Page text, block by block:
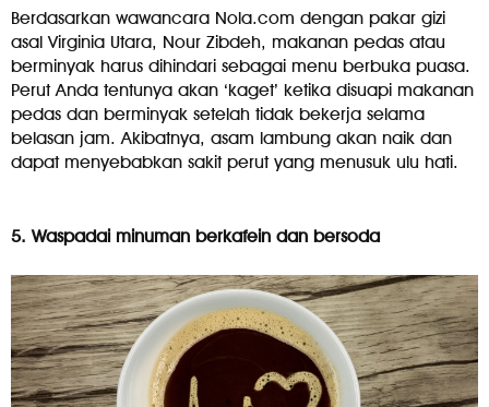
Berdasarkan wawancara Nola.com dengan pakar gizi
asal Virginia Utara, Nour Zibdeh, makanan pedas atau
berminyak harus dihindari sebagai menu berbuka puasa.
Perut Anda tentunya akan ‘kaget’ ketika disuapi makanan
pedas dan berminyak setelah tidak bekerja selama
belasan jam. Akibatnya, asam lambung akan naik dan
dapat menyebabkan sakit perut yang menusuk ulu hati.
5. Waspadai minuman berkafein dan bersoda